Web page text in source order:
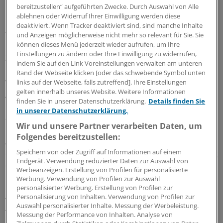
Koffeinfreier Kaffee zeigte keine Effekte, was den Schluss
nahelegt, der Schutz vor Tinnitus durch Kaffee sei
tatsächlich dem Koffein geschuldet.
Zur Aufklärung über die zugrunde liegenden
Mechanismen können Glicksman und Kollegen jedoch
wenig beitragen, einmal abgesehen von allgemein
gehaltenen Überlegungen zu den Wirkungen von Koffein
im zentralen Nervensystem und im Innenohr, wo es die
äußeren Haarzellen verkürzen soll.
Auch wollen die Wissenschaftler sich nicht dazu äußern,
ob Koffein bei bestehendem Tinnitus zu einer Besserung
der Symptome beitragen kann.
"Höhere Koffeinaufnahme ist mit einem reduzierten
Tinnitusrisiko assoziiert", schließen Glicksman und sein
Team. Angemerkt sei, dass es sich bei dieser höheren
bereitzustellen“ aufgeführten Zwecke. Durch Auswahl von Alle
ablehnen oder Widerruf Ihrer Einwilligung werden diese
deaktiviert. Wenn Tracker deaktiviert sind, sind manche Inhalte
und Anzeigen möglicherweise nicht mehr so relevant für Sie. Sie
können dieses Menü jederzeit wieder aufrufen, um Ihre
Einstellungen zu ändern oder Ihre Einwilligung zu widerrufen,
indem Sie auf den Link Voreinstellungen verwalten am unteren
Rand der Webseite klicken [oder das schwebende Symbol unten
links auf der Webseite, falls zutreffend]. Ihre Einstellungen
gelten innerhalb unseres Website. Weitere Informationen
finden Sie in unserer Datenschutzerklärung. Details finden Sie
in unserer Datenschutzerklärung.
Wir und unsere Partner verarbeiten Daten, um
Folgendes bereitzustellen:
Speichern von oder Zugriff auf Informationen auf einem
Endgerät. Verwendung reduzierter Daten zur Auswahl von
Werbeanzeigen. Erstellung von Profilen für personalisierte
Werbung. Verwendung von Profilen zur Auswahl
personalisierter Werbung. Erstellung von Profilen zur
Personalisierung von Inhalten. Verwendung von Profilen zur
Auswahl personalisierter Inhalte. Messung der Werbeleistung.
Messung der Performance von Inhalten. Analyse von